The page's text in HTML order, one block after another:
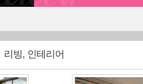
리빙, 인테리어